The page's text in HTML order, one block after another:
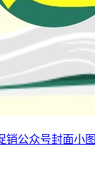
销公众号封面小图